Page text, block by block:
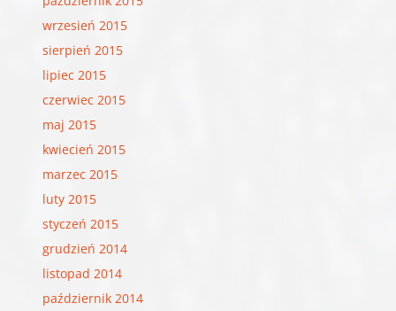
wrzesień 2015
sierpień 2015
lipiec 2015
czerwiec 2015
maj 2015
kwiecień 2015
marzec 2015
luty 2015
styczeń 2015
grudzień 2014
listopad 2014
październik 2014